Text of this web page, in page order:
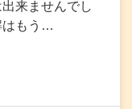
来ませんでし
はもう…